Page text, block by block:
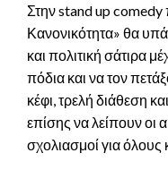
Στην stand up
Κανονικότητα» θα
και πολιτική σάτιρα
πόδια και να τον
κέφι, τρελή διάθεση
επίσης να λείπουν οι
σχολιασμοί για όλους